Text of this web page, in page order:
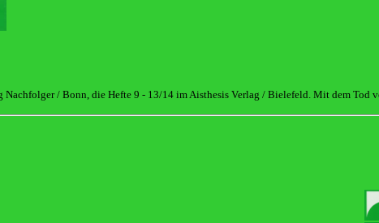
Nachfolger / Bonn, die Hefte 9 - 13/14 im Aisthesis Verlag / Bielefeld. Mit dem Tod